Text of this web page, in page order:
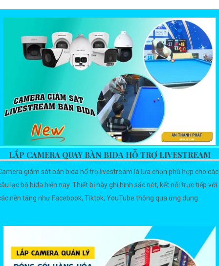
LẮP CAMERA QUAY BÀN BIDA HỖ TRỢ LIVESTREAM
giám sát bàn bida hổ trợ livestream là lựa chọn phù hợp cho các
lạc bộ bida hiện nay. Thiết bị này ghi hình sắc nét, kết nối trực tiếp với
nền tảng như Facebook, Tiktok, YouTube thông qua ứng dụng